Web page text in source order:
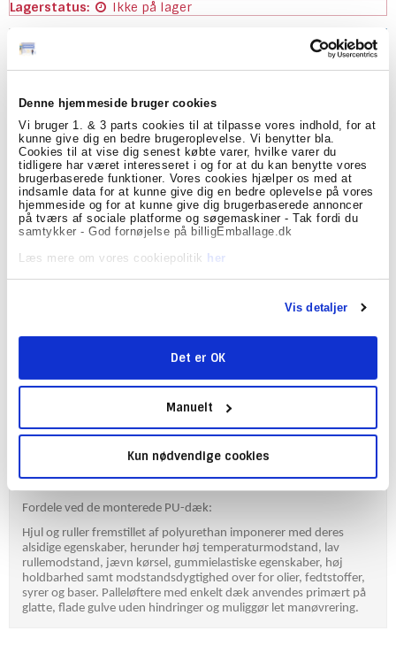
Denne hjemmeside bruger cookies
Vi bruger 1. & 3 parts cookies til at tilpasse vores indhold, for at
kunne give dig en bedre brugeroplevelse. Vi benytter bla.
Cookies til at vise dig senest købte varer, hvilke varer du
tidligere har været interesseret i og for at du kan benytte vores
brugerbaserede funktioner. Vores cookies hjælper os med at
indsamle data for at kunne give dig en bedre oplevelse på vores
hjemmeside og for at kunne give dig brugerbaserede annoncer
på tværs af sociale platforme og søgemaskiner - Tak fordi du
samtykker - God fornøjelse på billigEmballage.dk
Læs mere om vores cookiepolitik
her
Vis detaljer
Det er OK
Manuelt
Kun nødvendige cookies
Lagerstatus:
Ikke på lager
Køb
Beskrivelse Specifikationer
Denne palleløfter fra COMPARTEC anses som det ultimative
redskab til transport af tungt palleteret gods på flade overflader.
Håndpalleløftere er uundværlige på tværs af forskellige brancher
og anvendes til at flytte laster effektivt på lagre, i operationer eller
værksteder. Disse enheder imponerer med den lange levetid.
Palleløfteren kan håndtere op til 3000 kg last med gaffellængden
på 1150 mm. Den er nem at håndtere for alle på lageret.
Kort fortalt om funktionerne:
Optimeret ventilstyring for kontrolleret sænkning af tunge laster
Vedligeholdelsesfattig, lukket hydraulisk system
Afrundede gaffelspidser for øget sikkerhed og komfort
Valgmulighed for enkelt- eller tandemdæk
Hårdforkromet stempelstang for lang levetid
Fordele ved de monterede PU-dæk:
Hjul og ruller fremstillet af polyurethan imponerer med deres
alsidige egenskaber, herunder høj temperaturmodstand, lav
rullemodstand, jævn kørsel, gummielastiske egenskaber, høj
holdbarhed samt modstandsdygtighed over for olier, fedtstoffer,
syrer og baser. Palleløftere med enkelt dæk anvendes primært på
glatte, flade gulve uden hindringer og muliggør let manøvrering.